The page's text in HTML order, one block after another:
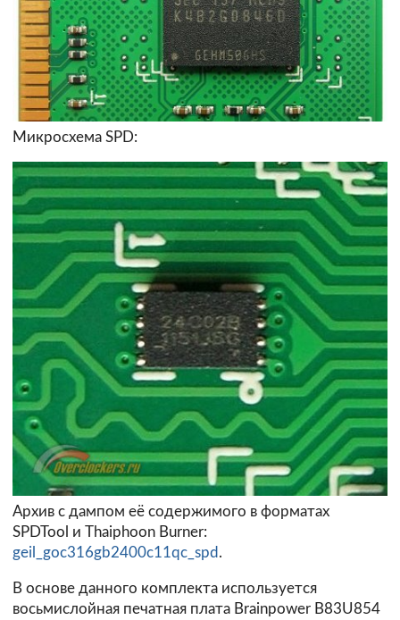
Микросхема SPD:
Архив с дампом её содержимого в форматах
SPDTool и Thaiphoon Burner:
geil_goc316gb2400c11qc_spd .
В основе данного комплекта используется
восьмислойная печатная плата Brainpower B83U854